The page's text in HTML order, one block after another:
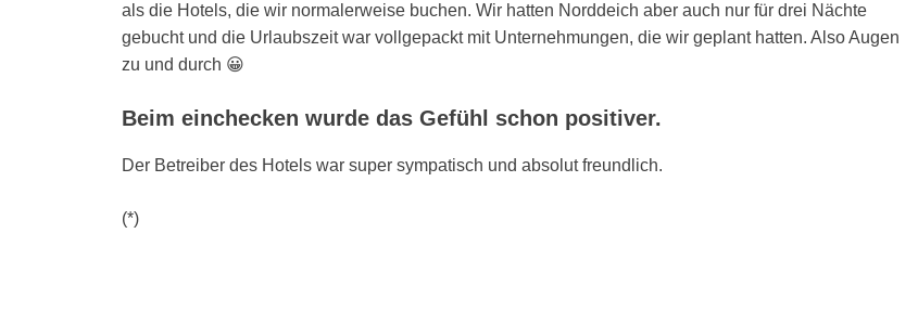
als die Hotels, die wir normalerweise buchen. Wir hatten Norddeich aber auch nur für drei Nächte
gebucht und die Urlaubszeit war vollgepackt mit Unternehmungen, die wir geplant hatten. Also Augen
zu und durch 😀
Beim einchecken wurde das Gefühl schon positiver.
Der Betreiber des Hotels war super sympatisch und absolut freundlich.
(*)